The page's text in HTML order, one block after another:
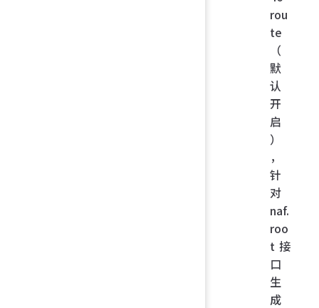
rou
te
（
默
认
开
启
）
，
针
对
naf.
roo
t 接
口
生
成